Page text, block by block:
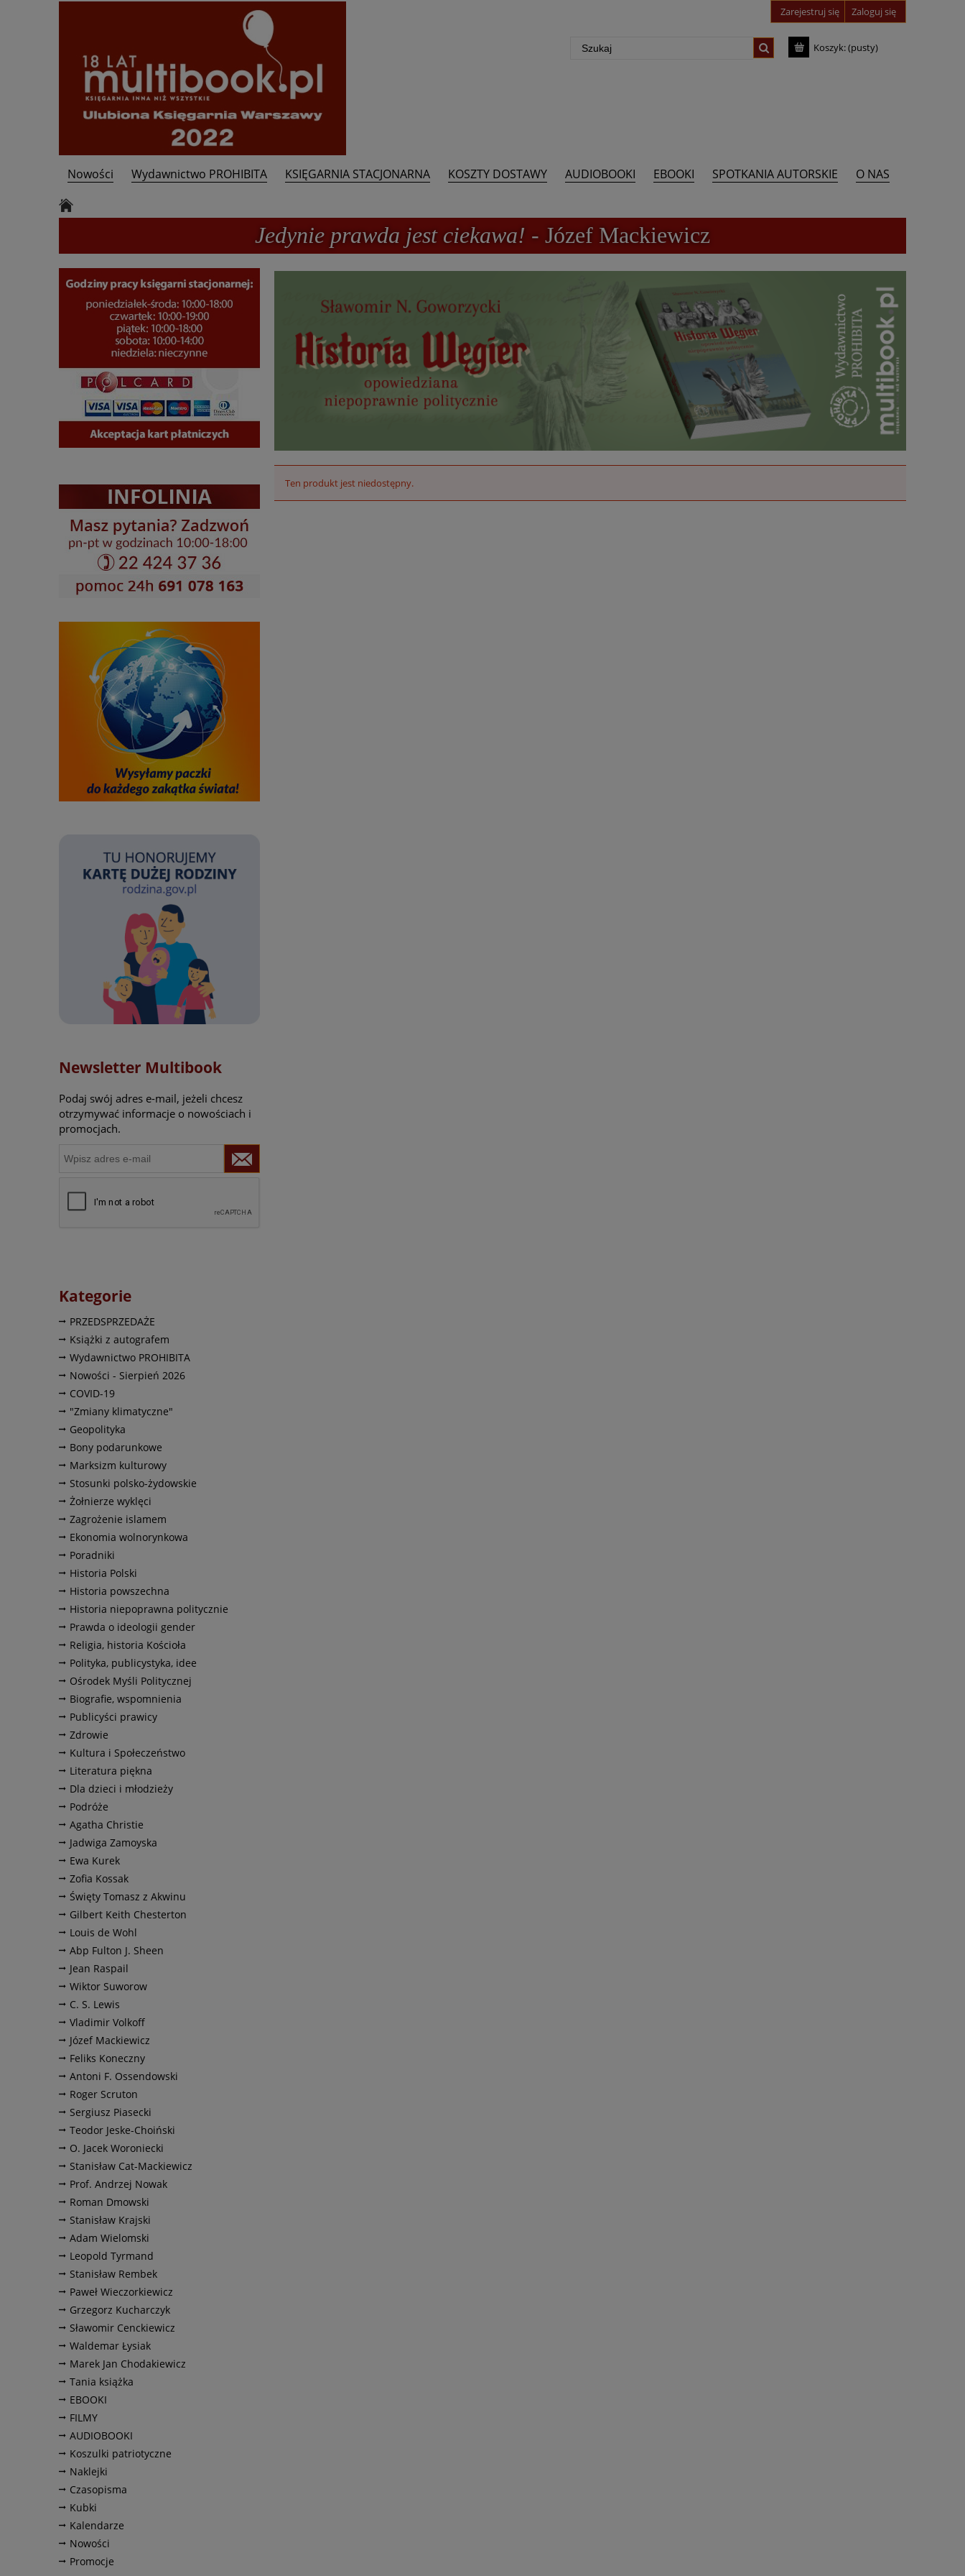
Zarejestruj się Zaloguj się
Koszyk:(pusty)
Nowości Wydawnictwo PROHIBITA KSIĘGARNIA STACJONARNA KOSZTY DOSTAWY AUDIOBOOKI EBOOKI SPOTKANIA AUTORSKIE
O NAS
Kontakt
Jedynie prawda jest ciekawa! - Józef Mackiewicz
Newsletter Multibook
Podaj swój adres e-mail, jeżeli chcesz
otrzymywać informacje o nowościach i
promocjach.
Kategorie
PRZEDSPRZEDAŻE
Książki z autografem
Wydawnictwo PROHIBITA
Nowości - Sierpień 2026
COVID-19
"Zmiany klimatyczne"
Geopolityka
Bony podarunkowe
Marksizm kulturowy
Stosunki polsko-żydowskie
Żołnierze wyklęci
Zagrożenie islamem
Ekonomia wolnorynkowa
Poradniki
Historia Polski
Historia powszechna
Historia niepoprawna politycznie
Prawda o ideologii gender
Religia, historia Kościoła
Polityka, publicystyka, idee
Ośrodek Myśli Politycznej
Biografie, wspomnienia
Publicyści prawicy
Zdrowie
Kultura i Społeczeństwo
Literatura piękna
Dla dzieci i młodzieży
Podróże
Agatha Christie
Jadwiga Zamoyska
Ewa Kurek
Zofia Kossak
Święty Tomasz z Akwinu
Gilbert Keith Chesterton
Louis de Wohl
Abp Fulton J. Sheen
Jean Raspail
Wiktor Suworow
C. S. Lewis
Vladimir Volkoff
Józef Mackiewicz
Feliks Koneczny
Antoni F. Ossendowski
Roger Scruton
Sergiusz Piasecki
Teodor Jeske-Choiński
O. Jacek Woroniecki
Stanisław Cat-Mackiewicz
Prof. Andrzej Nowak
Roman Dmowski
Stanisław Krajski
Adam Wielomski
Leopold Tyrmand
Stanisław Rembek
Paweł Wieczorkiewicz
Grzegorz Kucharczyk
Sławomir Cenckiewicz
Waldemar Łysiak
Marek Jan Chodakiewicz
Tania książka
EBOOKI
FILMY
AUDIOBOOKI
Koszulki patriotyczne
Naklejki
Czasopisma
Kubki
Kalendarze
Nowości
Promocje
Ten produkt jest niedostępny.